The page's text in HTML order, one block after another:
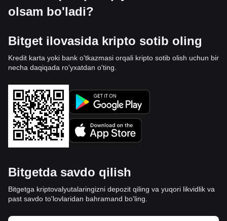
olsam bo'ladi?
Bitget ilovasida kripto sotib oling
Kredit karta yoki bank o'tkazmasi orqali kripto sotib olish uchun bir
necha daqiqada ro'yxatdan o'ting.
Bitgetda savdo qilish
Bitgetga kriptovalyutalaringizni depozit qiling va yuqori likvidlik va
past savdo to'lovlaridan bahramand bo'ling.